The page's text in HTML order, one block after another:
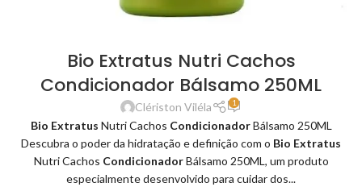
Bio Extratus Nutri Cachos
Condicionador Bálsamo 250ML
Clériston Viléla 1
Bio Extratus Nutri Cachos CondicionadorBálsamo 250ML
Descubra o poder da hidratação e definição com o Bio Extratus
Nutri Cachos CondicionadorBálsamo 250ML, um produto
especialmente desenvolvido para cuidar dos...